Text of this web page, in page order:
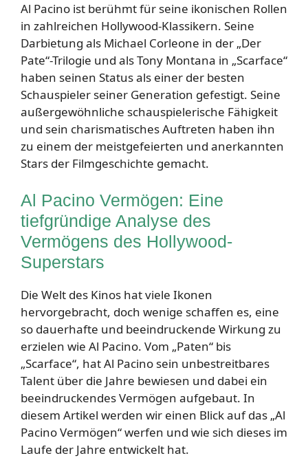
Al Pacino ist berühmt für seine ikonischen Rollen
in zahlreichen Hollywood-Klassikern. Seine
Darbietung als Michael Corleone in der „Der
Pate“-Trilogie und als Tony Montana in „Scarface“
haben seinen Status als einer der besten
Schauspieler seiner Generation gefestigt. Seine
außergewöhnliche schauspielerische Fähigkeit
und sein charismatisches Auftreten haben ihn
zu einem der meistgefeierten und anerkannten
Stars der Filmgeschichte gemacht.
Al Pacino Vermögen: Eine
tiefgründige Analyse des
Vermögens des Hollywood-
Superstars
Die Welt des Kinos hat viele Ikonen
hervorgebracht, doch wenige schaffen es, eine
so dauerhafte und beeindruckende Wirkung zu
erzielen wie Al Pacino. Vom „Paten“ bis
„Scarface“, hat Al Pacino sein unbestreitbares
Talent über die Jahre bewiesen und dabei ein
beeindruckendes Vermögen aufgebaut. In
diesem Artikel werden wir einen Blick auf das „Al
Pacino Vermögen“ werfen und wie sich dieses im
Laufe der Jahre entwickelt hat.